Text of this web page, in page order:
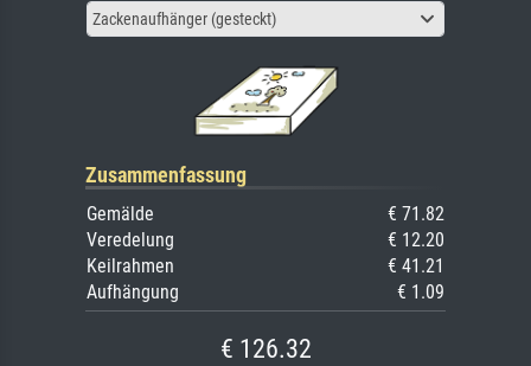
Zackenaufhänger (gesteckt)
Zusammenfassung
Gemälde
€ 71.82
Veredelung
€ 12.20
Keilrahmen
€ 41.21
Aufhängung
€ 1.09
€ 126.32